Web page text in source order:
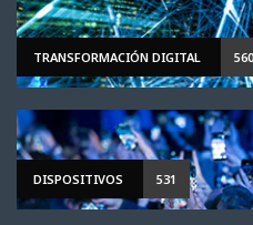
TRANSFORMACIÓN DIGITAL 560
DISPOSITIVOS 531